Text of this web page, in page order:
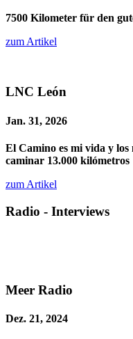
7500 Kilometer für den
zum Artikel
LNC León
Jan. 31, 2026
El Camino es mi vida y los
caminar 13.000 kilómetros
zum Artikel
Radio - Interviews
Meer Radio
Dez. 21, 2024